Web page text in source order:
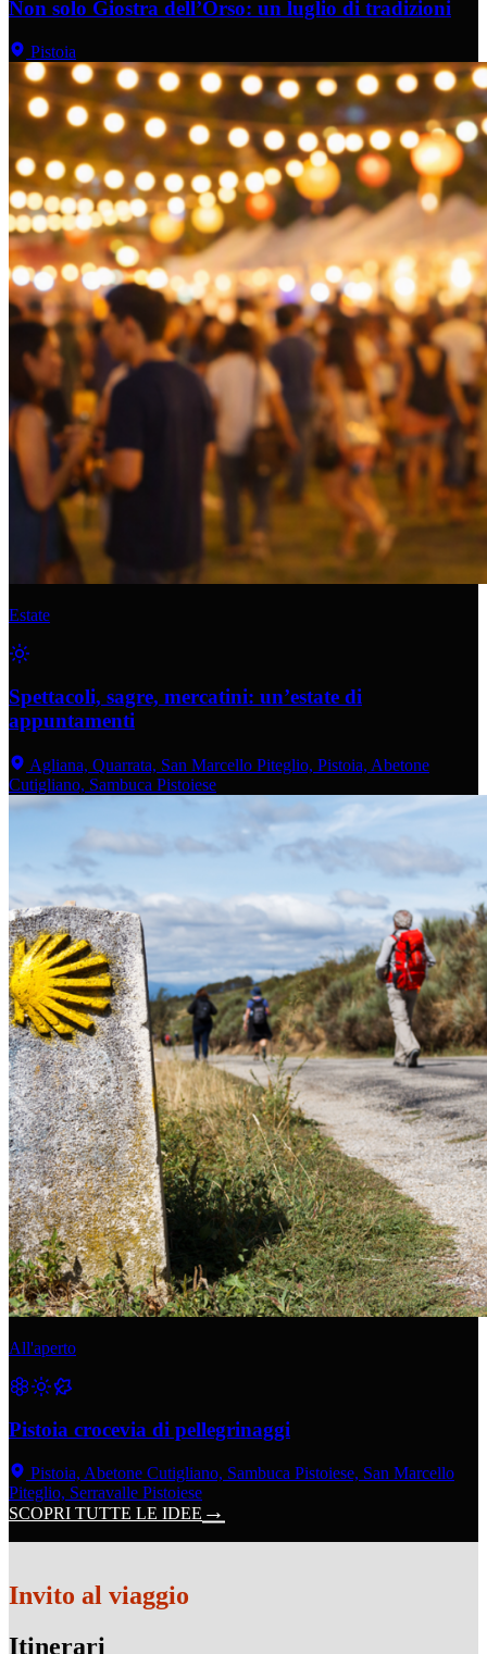
Non solo Giostra dell’Orso: un luglio di tradizioni
Pistoia
Estate
Spettacoli, sagre, mercatini: un’estate di
appuntamenti
Agliana, Quarrata, San Marcello Piteglio, Pistoia, Abetone
Cutigliano, Sambuca Pistoiese
All'aperto
Pistoia crocevia di pellegrinaggi
Pistoia, Abetone Cutigliano, Sambuca Pistoiese, San Marcello
Piteglio, Serravalle Pistoiese
SCOPRI TUTTE LE IDEE
Invito al viaggio
Itinerari